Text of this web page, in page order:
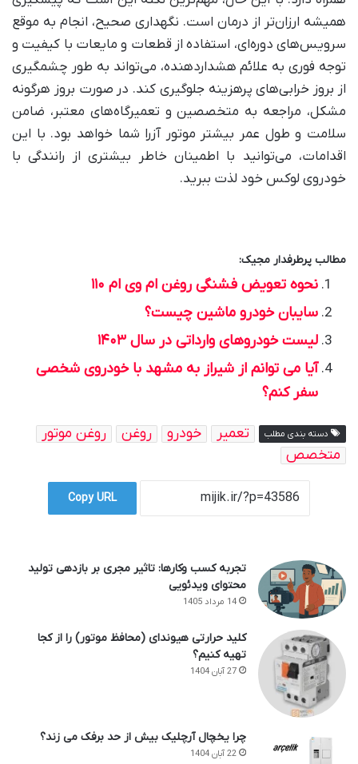
همیشه ارزان‌تر از درمان است. نگهداری صحیح، انجام به موقع
سرویس‌های دوره‌ای، استفاده از قطعات و مایعات با کیفیت و
توجه فوری به علائم هشداردهنده، می‌تواند به طور چشمگیری
از بروز خرابی‌های پرهزینه جلوگیری کند. در صورت بروز هرگونه
مشکل، مراجعه به متخصصین و تعمیرگاه‌های معتبر، ضامن
سلامت و طول عمر بیشتر موتور آزرا شما خواهد بود. با این
اقدامات، می‌توانید با اطمینان خاطر بیشتری از رانندگی با
خودروی لوکس خود لذت ببرید.
مطالب پرطرفدار مجیک:
نحوه تعویض فشنگی روغن ام وی ام ۱۱۰
سایبان خودرو ماشین چیست؟
لیست خودروهای وارداتی در سال ۱۴۰۳
آیا می توانم از شیراز به مشهد با خودروی شخصی
سفر کنم؟
دسته بندی مطلب تعمیر خودرو روغن
روغن موتور
متخصص
Copy URL
تجربه کسب وکارها: تاثیر مجری بر بازدهی تولید
محتوای ویدئویی
14 مرداد 1405
کلید حرارتی هیوندای (محافظ موتور) را از کجا
تهیه کنیم؟
27 آبان 1404
چرا یخچال آرچلیک بیش از حد برفک می زند؟
22 آبان 1404